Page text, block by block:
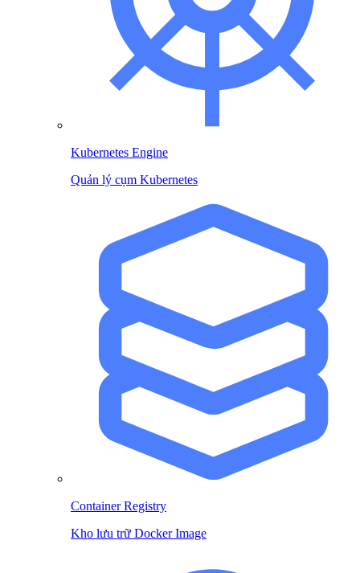
Kubernetes Engine
Quản lý cụm Kubernetes
Container Registry
Kho lưu trữ Docker Image